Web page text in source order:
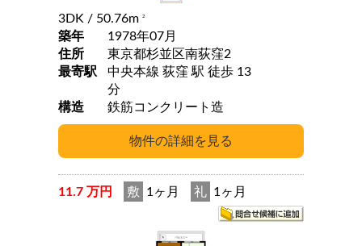
3DK / 50.76m 2
築年
1978年07月
住所
東京都杉並区南荻窪2
最寄駅
中央本線 荻窪 駅 徒歩 13
分
構造
鉄筋コンクリート造
11.7 万円 敷 1ヶ月 礼 1ヶ月